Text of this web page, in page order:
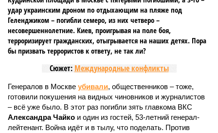
удар украинским дроном по отдыхающим на пляже под
Геленджиком – погибли семеро, из них четверо –
несовершеннолетние. Киев, проигрывая на поле боя,
терроризирует гражданских, отыгрывается на наших детях. Пора
бы призвать террористов к ответу, не так ли?
Сюжет: Международные конфликты
Генералов в Москве убивали, общественников – тоже,
готовили покушения на видных чиновников и журналистов
– всё уже было. В этот раз погибли зять главкома ВКС
Александра Чайко и один из гостей, 53-летний генерал-
лейтенант. Война идёт и в тылу, что поделать. Против